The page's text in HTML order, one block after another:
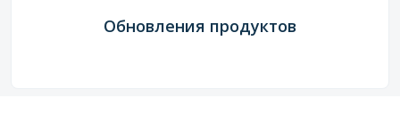
Обновления продуктов